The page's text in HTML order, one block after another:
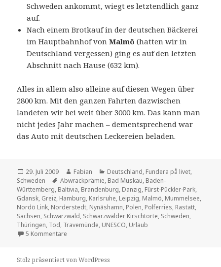
Schweden ankommt, wiegt es letztendlich ganz
auf.
Nach einem Brotkauf in der deutschen Bäckerei
im Hauptbahnhof vonMalmö (hatten wir in
Deutschland vergessen) ging es auf den letzten
Abschnitt nach Hause (632 km).
Alles in allem also alleine auf diesen Wegen über
2800 km. Mit den ganzen Fahrten dazwischen
landeten wir bei weit über 3000 km. Das kann man
nicht jedes Jahr machen – dementsprechend war
das Auto mit deutschen Leckereien beladen.
Veröffentlicht
am
29. Juli 2009 Autor
Fabian Kategorien
Deutschland, Fundera på livet,
Schweden
Schlagwörter
Abwrackprämie, Bad Muskau, Baden-
Württemberg, Baltivia, Brandenburg, Danzig, Fürst-Pückler-Park,
Gdansk, Greiz, Hamburg, Karlsruhe, Leipzig, Malmö, Mummelsee,
Nordö Link, Norderstedt, Nynäshamn, Polen, Polferries, Rastatt,
Sachsen, Schwarzwald, Schwarzwälder Kirschtorte, Schweden,
Thüringen, Tod, Travemünde, UNESCO, Urlaub
5 Kommentare
Stolz präsentiert von WordPress